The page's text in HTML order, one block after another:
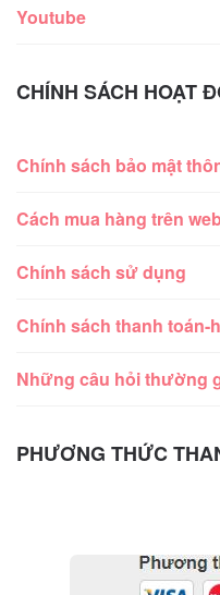
Youtube
CHÍNH SÁCH HOẠT
Chính sách bảo mật
Cách mua hàng trên
Chính sách sử dụng
Chính sách thanh toán-
Những câu hỏi thường
PHƯƠNG THỨC